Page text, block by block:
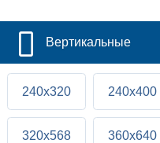
Вертикальные
240x320 240x400
320x568 360x640